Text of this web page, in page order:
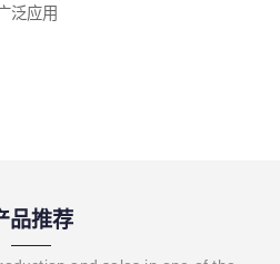
泛应用
品推荐